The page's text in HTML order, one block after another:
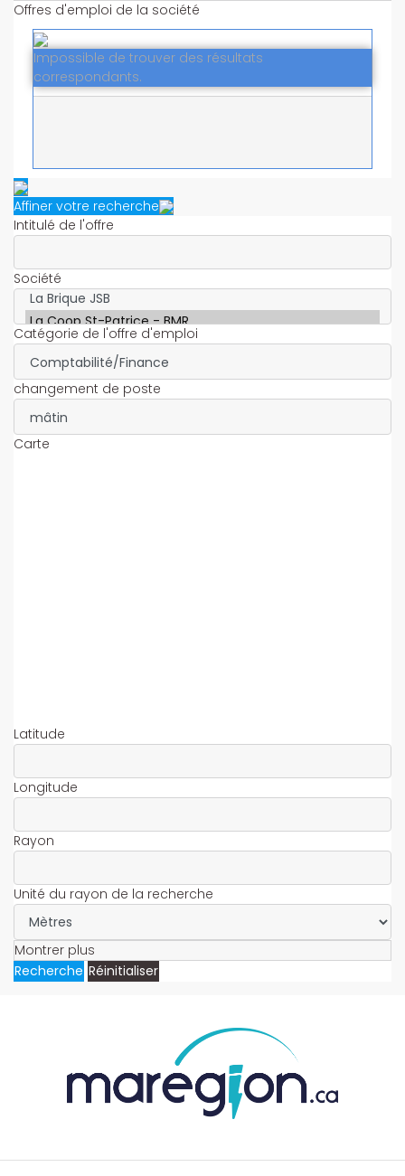
Offres d'emploi de la société
Impossible de trouver des résultats
correspondants.
Affiner votre recherche
Intitulé de l'offre
Société
Catégorie de l'offre d'emploi
changement de poste
Carte
Latitude
Longitude
Rayon
Unité du rayon de la recherche
Montrer plus
Recherche Réinitialiser